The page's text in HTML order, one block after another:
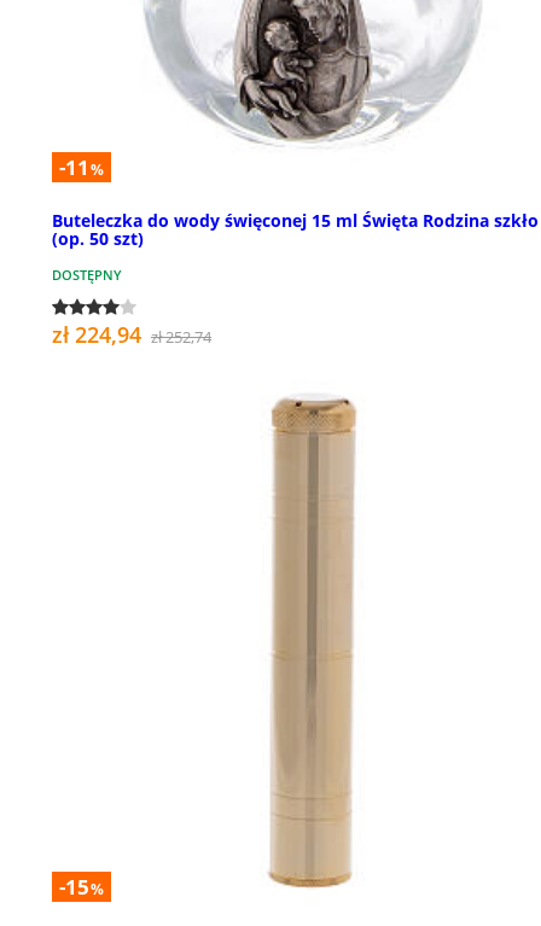
-11 %
Buteleczka do wody święconej 15 ml Święta Rodzina szkło
(op. 50 szt)
DOSTĘPNY
zł 224,94 zł 252,74
-15%